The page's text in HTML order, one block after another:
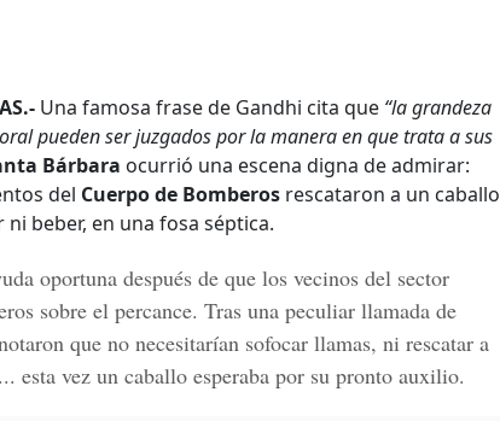
Una famosa frase de Gandhi cita que “la grandeza
pueden ser juzgados por la manera en que trata a sus
Bárbara ocurrió una escena digna de admirar:
del Cuerpo de Bomberos rescataron a un caballo
beber, en una fosa séptica.
oportuna después de que los vecinos del sector
sobre el percance. Tras una peculiar llamada de
que no necesitarían sofocar llamas, ni rescatar a
esta vez un caballo esperaba por su pronto auxilio.